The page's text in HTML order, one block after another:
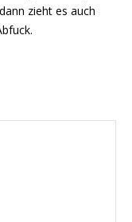
zieht es auch